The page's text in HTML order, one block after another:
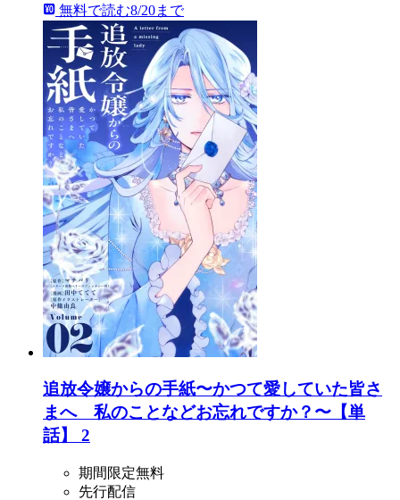
無料で読む8/20まで
追放令嬢からの手紙〜かつて愛していた皆さ
まへ 私のことなどお忘れですか？〜【単
話】 2
期間限定無料
先行配信